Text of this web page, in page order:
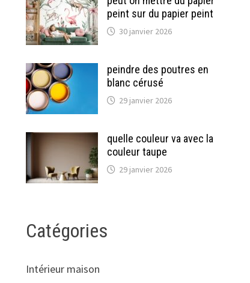
peint sur du papier peint
30 janvier 2026
peindre des poutres en
blanc cérusé
29 janvier 2026
quelle couleur va avec la
couleur taupe
29 janvier 2026
Catégories
Intérieur maison